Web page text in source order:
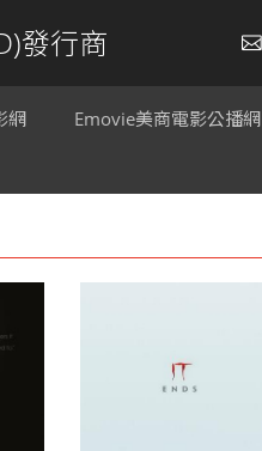
發行商
網 Emovie美商電影公播網